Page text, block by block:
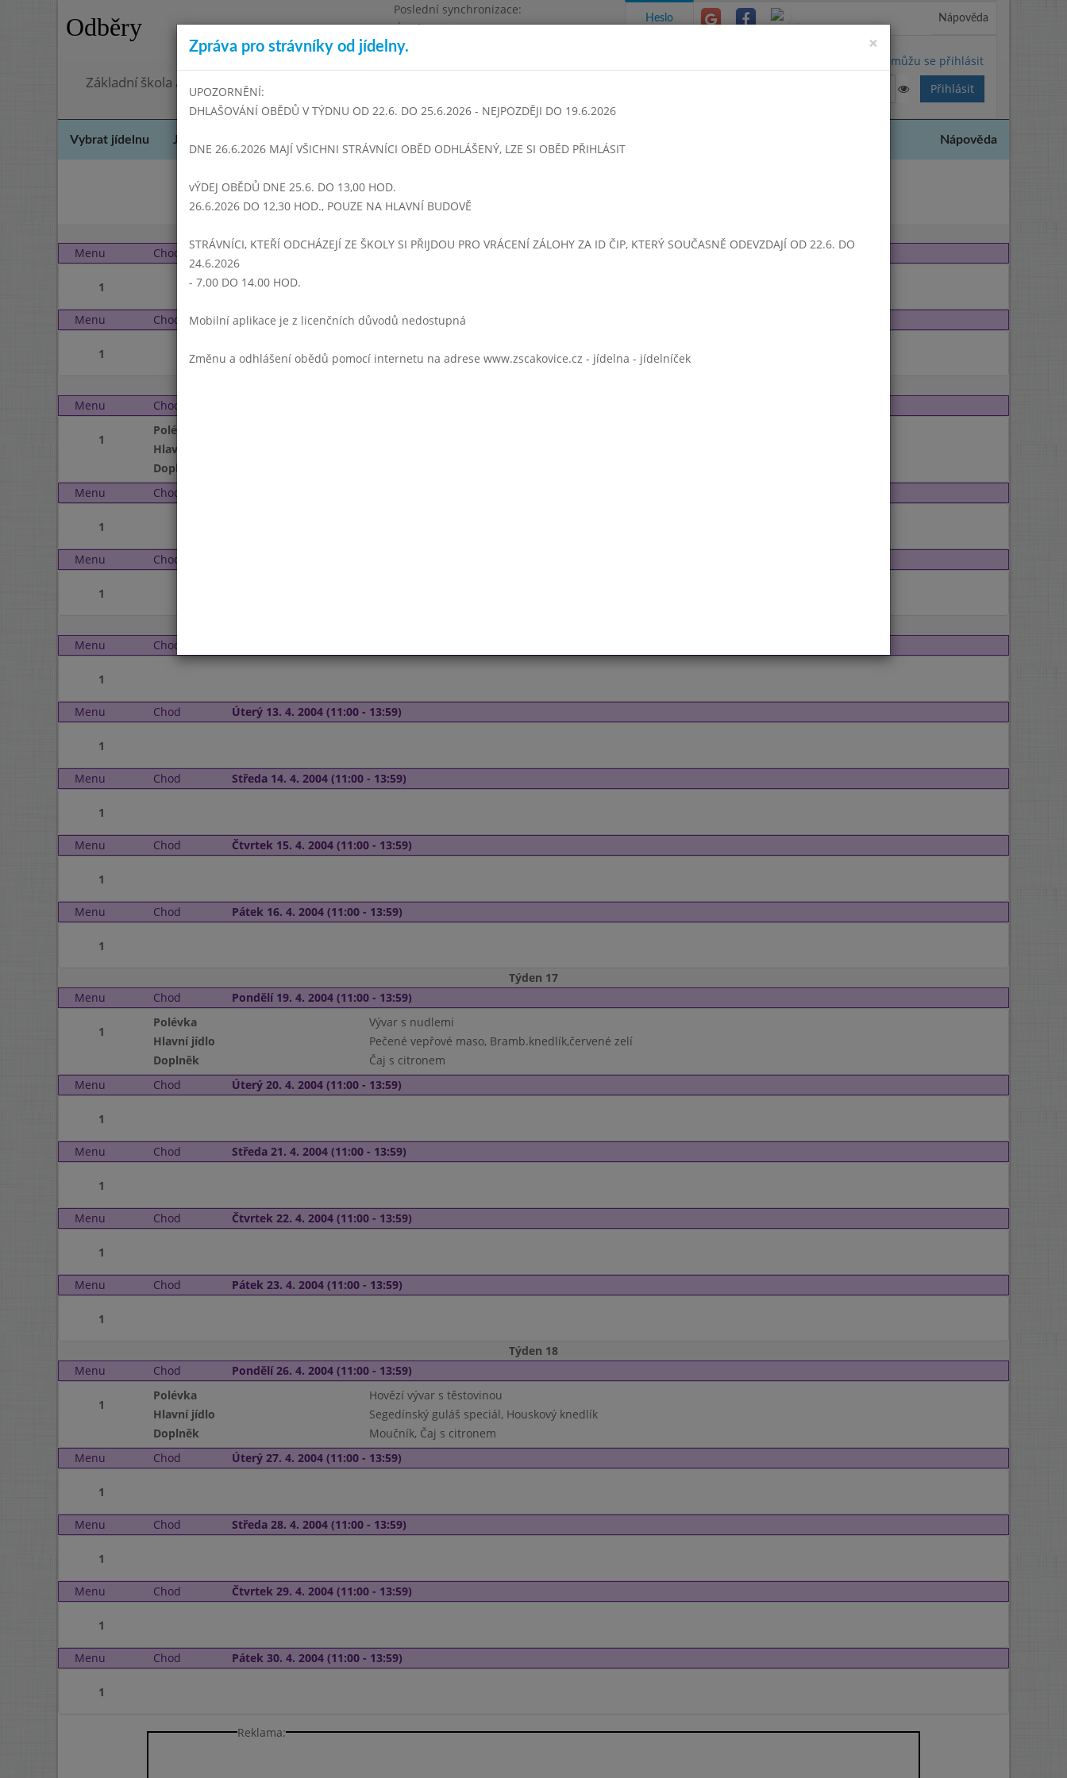
Odběry
Poslední synchronizace:
Úterý 28.7.2026 15:19
Omezení objednávek
Základní škola a Mateřská škola Dr. Edvarda Beneše, Praha - Čakovice
Heslo Nápověda
Nemůžu se přihlásit
Vybrat jídelnu Jídelní lístek Nápověda
Únor 2004
Menu
Chod Čtvrtek 1. 4. 2004 (11:00 - 13:59)
1
Menu Chod Pátek 2. 4. 2004 (11:00 - 13:59)
1
Menu
Chod
1
Polévka
Hlavní jídlo
Doplněk
Menu
Chod
1
Menu Chod
1
Menu
Chod
1
Menu Chod Úterý 13. 4. 2004 (11:00 - 13:59)
1
Menu Chod Středa 14. 4. 2004 (11:00 - 13:59)
1
Menu Chod Čtvrtek 15. 4. 2004 (11:00 - 13:59)
1
Menu Chod Pátek 16. 4. 2004 (11:00 - 13:59)
1
Týden 17
Menu
Chod Pondělí 19. 4. 2004 (11:00 - 13:59)
1
Polévka
Vývar s nudlemi
Hlavní jídlo
Pečené vepřové maso, Bramb.knedlík,červené zelí
Doplněk
Čaj s citronem
Menu
Chod Úterý 20. 4. 2004 (11:00 - 13:59)
1
Menu Chod Středa 21. 4. 2004 (11:00 - 13:59)
1
Menu Chod Čtvrtek 22. 4. 2004 (11:00 - 13:59)
1
Menu Chod Pátek 23. 4. 2004 (11:00 - 13:59)
1
Týden 18
Menu
Chod Pondělí 26. 4. 2004 (11:00 - 13:59)
1
Polévka
Hovězí vývar s těstovinou
Hlavní jídlo
Segedínský guláš speciál, Houskový knedlík
Doplněk
Moučník, Čaj s citronem
Menu
Chod Úterý 27. 4. 2004 (11:00 - 13:59)
1
Menu Chod Středa 28. 4. 2004 (11:00 - 13:59)
1
Menu Chod Čtvrtek 29. 4. 2004 (11:00 - 13:59)
1
Menu Chod Pátek 30. 4. 2004 (11:00 - 13:59)
1
Reklama:
×
Zpráva pro strávníky od jídelny.
UPOZORNĚNÍ:
DHLAŠOVÁNÍ OBĚDŮ V TÝDNU OD 22.6. DO 25.6.2026 - NEJPOZDĚJI DO 19.6.2026
DNE 26.6.2026 MAJÍ VŠICHNI STRÁVNÍCI OBĚD ODHLÁŠENÝ, LZE SI OBĚD PŘIHLÁSIT
vÝDEJ OBĚDŮ DNE 25.6. DO 13,00 HOD.
26.6.2026 DO 12,30 HOD., POUZE NA HLAVNÍ BUDOVĚ
STRÁVNÍCI, KTEŘÍ ODCHÁZEJÍ ZE ŠKOLY SI PŘIJDOU PRO VRÁCENÍ ZÁLOHY ZA ID ČIP, KTERÝ SOUČASNĚ ODEVZDAJÍ OD 22.6. DO
24.6.2026
- 7.00 DO 14.00 HOD.
Mobilní aplikace je z licenčních důvodů nedostupná
Změnu a odhlášení obědů pomocí internetu na adrese www.zscakovice.cz - jídelna - jídelníček